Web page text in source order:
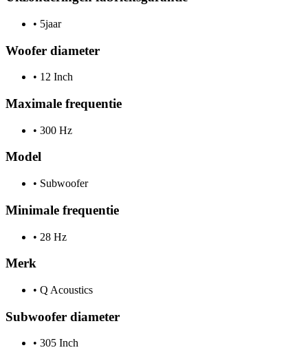
• 5jaar
Woofer diameter
• 12 Inch
Maximale frequentie
• 300 Hz
Model
• Subwoofer
Minimale frequentie
• 28 Hz
Merk
• Q Acoustics
Subwoofer diameter
• 305 Inch